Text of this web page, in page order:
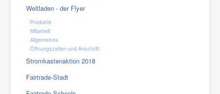
Weltladen - der Flyer
Produkte
Mitarbeit
Allgemeines
Öffnungszeiten und Anschrift
Stromkastenaktion 2018
Fairtrade-Stadt